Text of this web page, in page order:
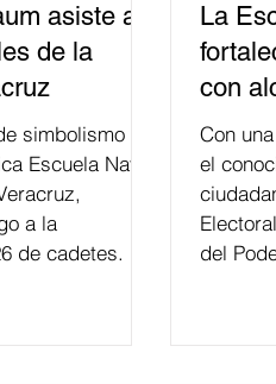
asiste a
de la
simbolismo
Escuela Naval
a la
de cadetes.
La
con
Con
el
del